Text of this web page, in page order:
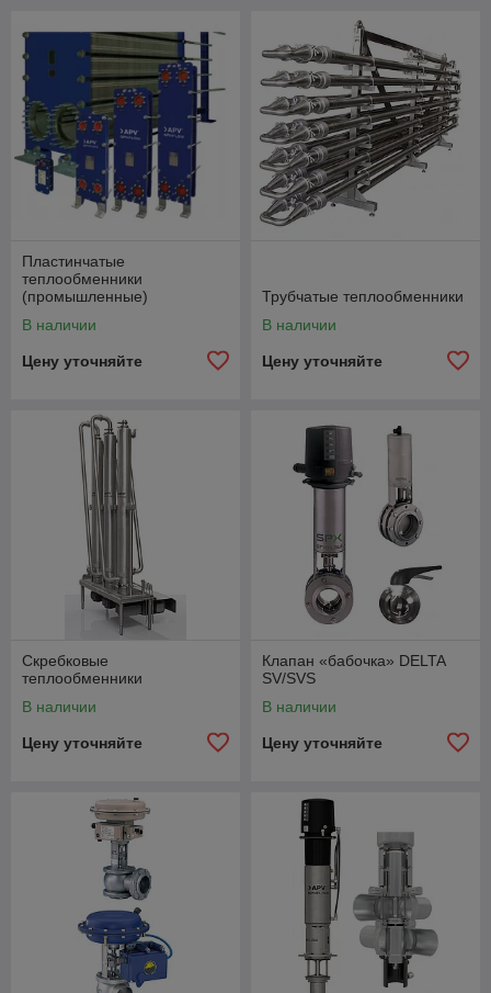
Пластинчатые
теплообменники
(промышленные)
В наличии
Цену уточняйте
Трубчатые теплообменники
В наличии
Цену уточняйте
Скребковые
теплообменники
В наличии
Цену уточняйте
Клапан «бабочка» DELTA
SV/SVS
В наличии
Цену уточняйте